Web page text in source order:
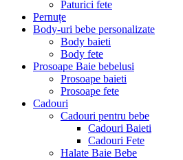
Paturici fete
Pernuțe
Body-uri bebe personalizate
Body baieti
Body fete
Prosoape Baie bebelusi
Prosoape baieti
Prosoape fete
Cadouri
Cadouri pentru bebe
Cadouri Baieti
Cadouri Fete
Halate Baie Bebe